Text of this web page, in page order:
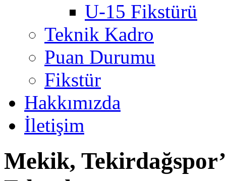
U-15 Fikstürü
Teknik Kadro
Puan Durumu
Fikstür
Hakkımızda
İletişim
Mekik,